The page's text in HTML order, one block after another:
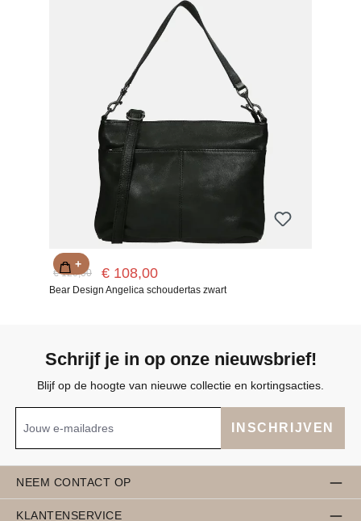
€ 120,00 € 108,00
Bear Design Angelica schoudertas zwart
+
Schrijf je in op onze nieuwsbrief!
Blijf op de hoogte van nieuwe collectie en kortingsacties.
INSCHRIJVEN
NEEM CONTACT OP
KLANTENSERVICE